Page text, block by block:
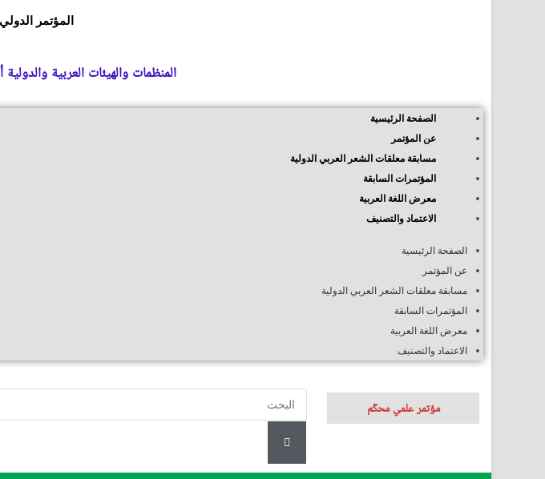
المؤتمر
المنظمات والهيئات العربية
الصفحة الرئيسية
عن المؤتمر
مسابقة معلقات الشعر العربي الدولية
المؤتمرات السابقة
معرض اللغة العربية
الاعتماد والتصنيف
الصفحة الرئيسية
عن المؤتمر
مسابقة معلقات الشعر العربي الدولية
المؤتمرات السابقة
معرض اللغة العربية
الاعتماد والتصنيف
مؤتمر علمي محكّم